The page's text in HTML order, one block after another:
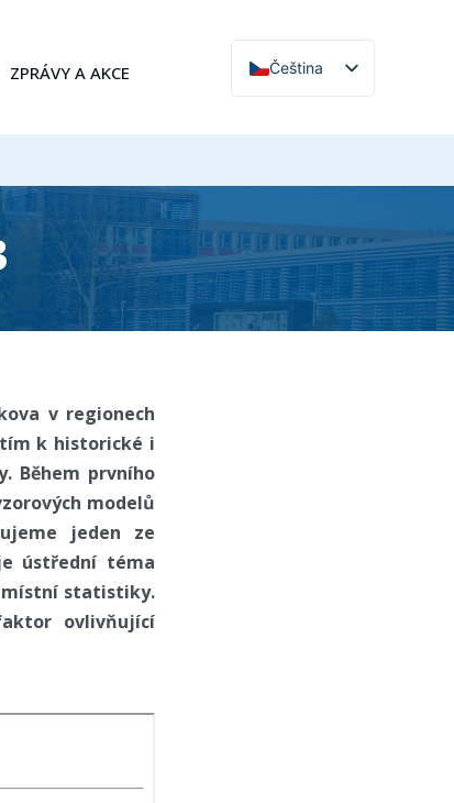
ZPRÁVY A AKCE
Čeština
English
v regionech
k historické i
Během prvního
modelů
jeden ze
ústřední téma
místní statistiky.
ovlivňující